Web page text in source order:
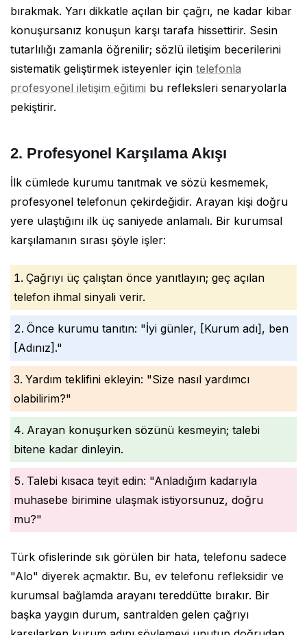
bırakmak. Yarı dikkatle açılan bir çağrı, ne kadar kibar
konuşursanız konuşun karşı tarafa hissettirir. Sesin
tutarlılığı zamanla öğrenilir; sözlü iletişim becerilerini
sistematik geliştirmek isteyenler için telefonla
profesyonel iletişim eğitimi bu refleksleri senaryolarla
pekiştirir.
2. Profesyonel Karşılama Akışı
İlk cümlede kurumu tanıtmak ve sözü kesmemek,
profesyonel telefonun çekirdeğidir. Arayan kişi doğru
yere ulaştığını ilk üç saniyede anlamalı. Bir kurumsal
karşılamanın sırası şöyle işler:
Çağrıyı üç çalıştan önce yanıtlayın; geç açılan
telefon ihmal sinyali verir.
Önce kurumu tanıtın: "İyi günler, [Kurum adı], ben
[Adınız]."
Yardım teklifini ekleyin: "Size nasıl yardımcı
olabilirim?"
Arayan konuşurken sözünü kesmeyin; talebi
bitene kadar dinleyin.
Talebi kısaca teyit edin: "Anladığım kadarıyla
muhasebe birimine ulaşmak istiyorsunuz, doğru
mu?"
Türk ofislerinde sık görülen bir hata, telefonu sadece
"Alo" diyerek açmaktır. Bu, ev telefonu refleksidir ve
kurumsal bağlamda arayanı tereddütte bırakır. Bir
başka yaygın durum, santralden gelen çağrıyı